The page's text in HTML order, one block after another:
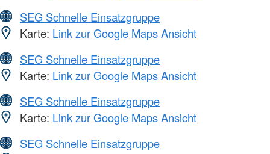
SEG Schnelle Einsatzgruppe
Karte: Link zur Google Maps Ansicht
SEG Schnelle Einsatzgruppe
Karte: Link zur Google Maps Ansicht
SEG Schnelle Einsatzgruppe
Karte: Link zur Google Maps Ansicht
SEG Schnelle Einsatzgruppe